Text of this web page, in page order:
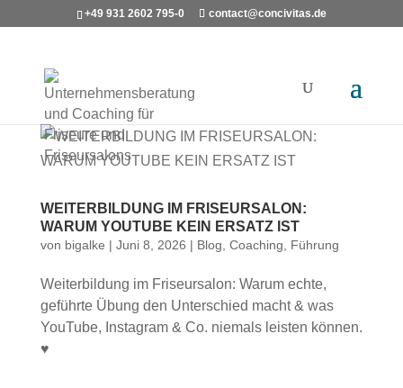
+49 931 2602 795-0 contact@concivitas.de
WEITERBILDUNG IM FRISEURSALON:
WARUM YOUTUBE KEIN ERSATZ IST
von bigalke | Juni 8, 2026 | Blog Coaching Führung
Weiterbildung im Friseursalon: Warum echte,
geführte Übung den Unterschied macht & was
YouTube, Instagram & Co. niemals leisten können.
♥